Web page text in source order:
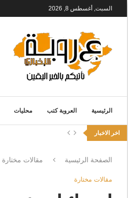
السبت, أغسطس 8, 2026
الرئيسية العروبة كتب محليات
اخر الاخبار
الصفحة الرئيسية مقالات مختارة
مقالات مختارة